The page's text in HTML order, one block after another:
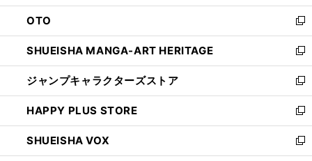
ウ
で
開
く
ン
ド
ウ
で
開
く
OTO
新
し
い
ウ
ィ
ン
ド
ウ
で
開
SHUEISHA MANGA-ART HERITAGE
新
し
い
ウ
ィ
ン
ド
ウ
ジャンプキャラクターズストア
新
し
い
ウ
ィ
ン
HAPPY PLUS STORE
新
し
い
ウ
SHUEISHA VOX
新
し